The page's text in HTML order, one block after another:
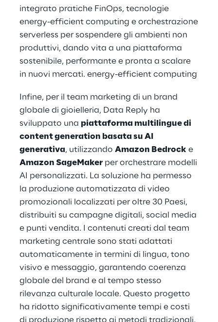
integrato pratiche FinOps, tecnologie
energy-efficient computing e orchestrazione
serverless per sospendere gli ambienti non
produttivi, dando vita a una piattaforma
sostenibile, performante e pronta a scalare
in nuovi mercati. energy-efficient computing
Infine, per il team marketing di un brand
globale di gioielleria, Data Reply ha
sviluppato una piattaforma multilingue di
content generation basata su AI
generativa, utilizzando Amazon Bedrock e
Amazon SageMaker per orchestrare modelli
AI personalizzati. La soluzione ha permesso
la produzione automatizzata di video
promozionali localizzati per oltre 30 Paesi,
distribuiti su campagne digitali, social media
e punti vendita. I contenuti creati dal team
marketing centrale sono stati adattati
automaticamente in termini di lingua, tono
visivo e messaggio, garantendo coerenza
globale del brand e al tempo stesso
rilevanza culturale locale. Questo progetto
ha ridotto significativamente tempi e costi
di produzione rispetto ai metodi tradizionali,